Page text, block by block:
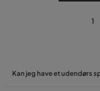
1
Kan jeg have et udendørs